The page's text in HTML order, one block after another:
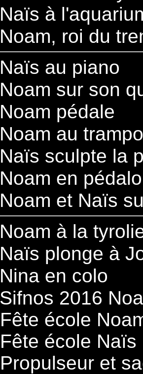
Naïs à
Noam, roi du
Naïs au piano
Noam sur son
Noam pédale
Noam au
Naïs sculpte la
Noam en pédalo
Noam et Naïs
Noam à la
Naïs plonge à
Nina en colo
Sifnos 2016
Fête école
Fête école Naïs
Propulseur et